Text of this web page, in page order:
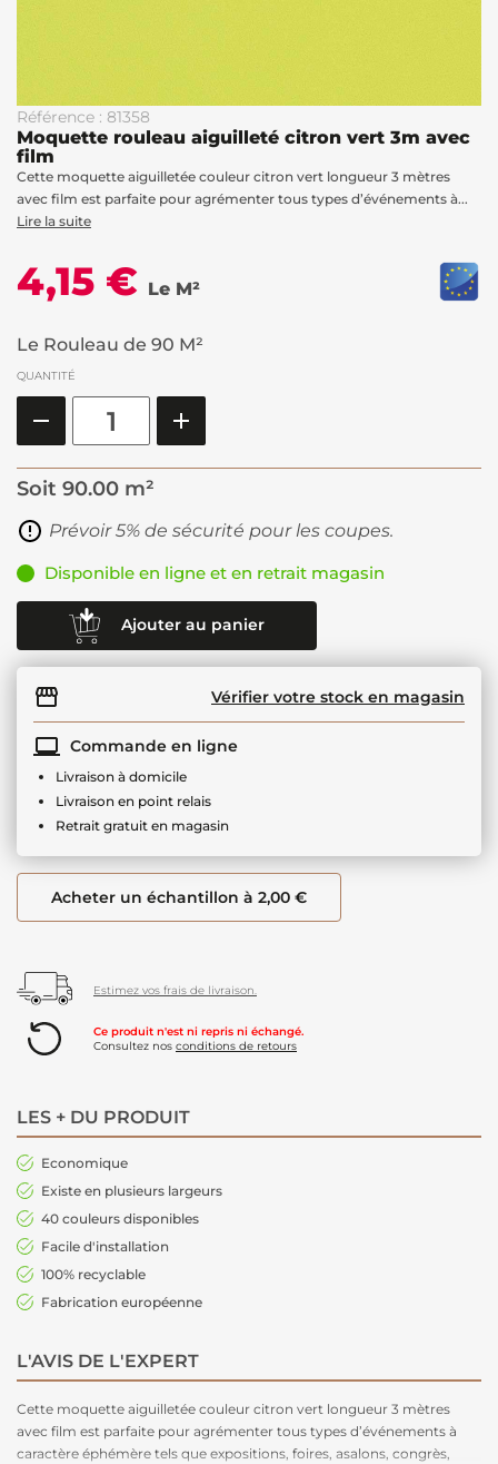
Référence : 81358
Moquette rouleau aiguilleté citron vert 3m avec
film
Cette moquette aiguilletée couleur citron vert longueur 3 mètres
avec film est parfaite pour agrémenter tous types d’événements à...
Lire la suite
4,15 € Le M²
Le Rouleau de 90 M²
QUANTITÉ
Soit 90.00 m²
Prévoir 5% de sécurité pour les coupes.
Disponible en ligne et en retrait magasin
Ajouter au panier
Vérifier votre stock en magasin
Commande en ligne
Livraison à domicile
Livraison en point relais
Retrait gratuit en magasin
Acheter un échantillon à 2,00 €
Estimez vos frais de livraison.
Ce produit n'est ni repris ni échangé.
Consultez nos conditions de retours
LES + DU PRODUIT
Economique
Existe en plusieurs largeurs
40 couleurs disponibles
Facile d'installation
100% recyclable
Fabrication européenne
L'AVIS DE L'EXPERT
Cette moquette aiguilletée couleur citron vert longueur 3 mètres
avec film est parfaite pour agrémenter tous types d’événements à
caractère éphémère tels que expositions, foires, asalons, congrès,